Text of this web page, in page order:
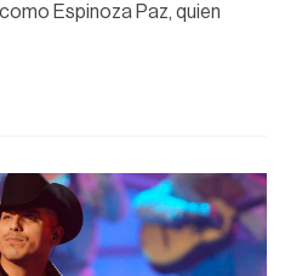
Espinoza Paz, quien